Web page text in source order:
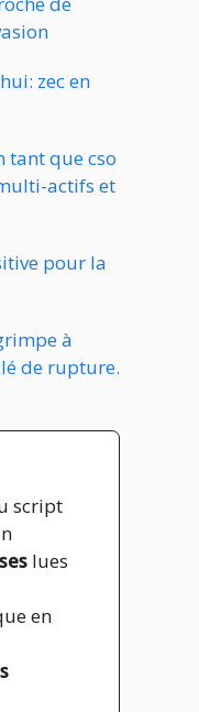
zec en
tant que cso
actifs et
pour la
à
de rupture.
script
lues
en